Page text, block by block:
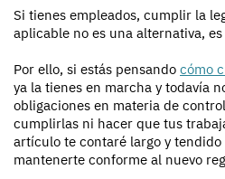
Si tienes empleados, cumplir la
aplicable no es una alternativa,
Por ello, si estás pensando cómo
ya la tienes en marcha y todavía
obligaciones en materia de
cumplirlas ni hacer que tus
artículo te contaré largo y tendido
mantenerte conforme al nuevo